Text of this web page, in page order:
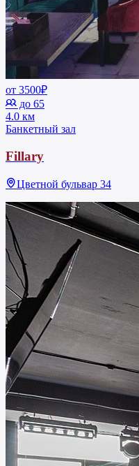
от 3500₽
до 65
4.0 км
Банкетный зал
Fillary
Цветной бульвар 34